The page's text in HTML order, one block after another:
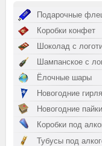
Подарочные
Коробки конфет
Шоколад с
Шампанское с
Ёлочные шары
Новогодние
Новогодние пайки
Коробки под
Тубусы под